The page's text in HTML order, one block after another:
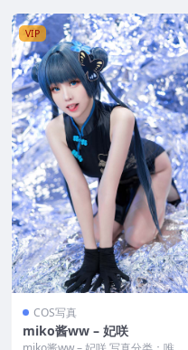
VIP
COS写真
miko酱ww – 妃咲